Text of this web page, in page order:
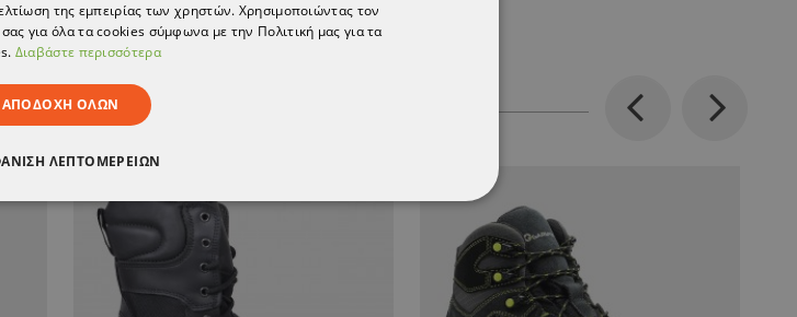
Previous Next
της εμπειρίας των χρηστών. Χρησιμοποιώντας τον
για όλα τα cookies σύμφωνα με την Πολιτική μας για τα
Διαβάστε περισσότερα
ΑΠΟΔΟΧΉ ΌΛΩΝ
ΛΕΠΤΟΜΕΡΕΙΏΝ
ΣΤΌΧΕΥΣΗΣ ΛΕΙΤΟΥΡΓΙΚΌΤΗΤΑΣ